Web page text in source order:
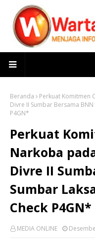
Beranda
Perkuat Komitmen
Divre II Sumbar Bersama
P4GN*
Perkuat
Narkoba
Divre II
Sumbar
Check P4GN*
MEDIA ONLINE